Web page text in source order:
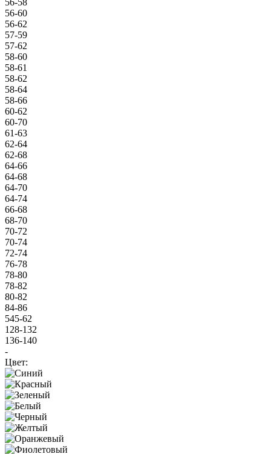
56-60
56-62
57-59
57-62
58-60
58-61
58-62
58-64
58-66
60-62
60-70
61-63
62-64
62-68
64-66
64-68
64-70
64-74
66-68
68-70
70-72
70-74
72-74
76-78
78-80
78-82
80-82
84-86
545-62
128-132
136-140
-
Цвет: